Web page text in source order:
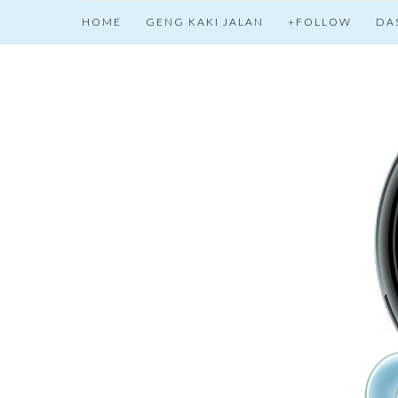
HOME GENG KAKI JALAN +FOLLOW